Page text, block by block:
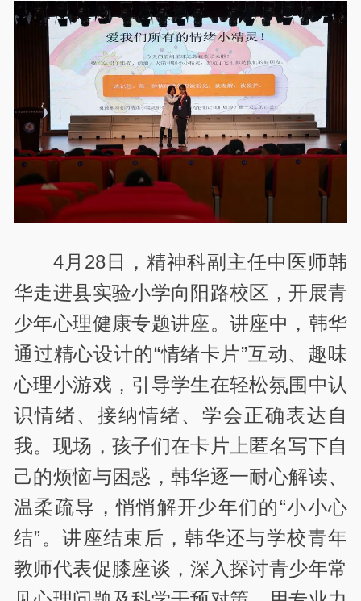
4月28日，精神科副主任中医师韩
华走进县实验小学向阳路校区，开展青
少年心理健康专题讲座。讲座中，韩华
通过精心设计的“情绪卡片”互动、趣味
心理小游戏，引导学生在轻松氛围中认
识情绪、接纳情绪、学会正确表达自
我。现场，孩子们在卡片上匿名写下自
己的烦恼与困惑，韩华逐一耐心解读、
温柔疏导，悄悄解开少年们的“小小心
结”。讲座结束后，韩华还与学校青年
教师代表促膝座谈，深入探讨青少年常